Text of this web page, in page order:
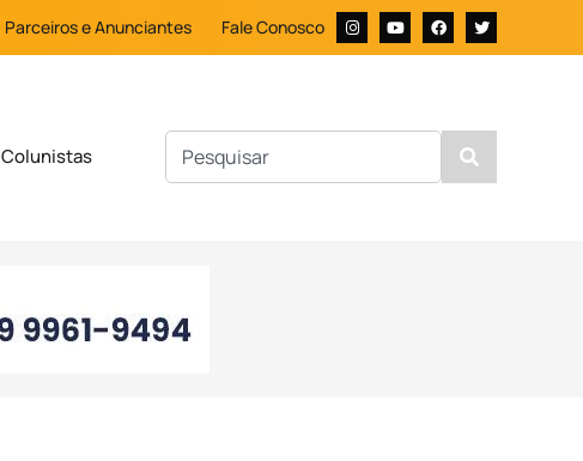
Parceiros e Anunciantes Fale Conosco
Colunistas